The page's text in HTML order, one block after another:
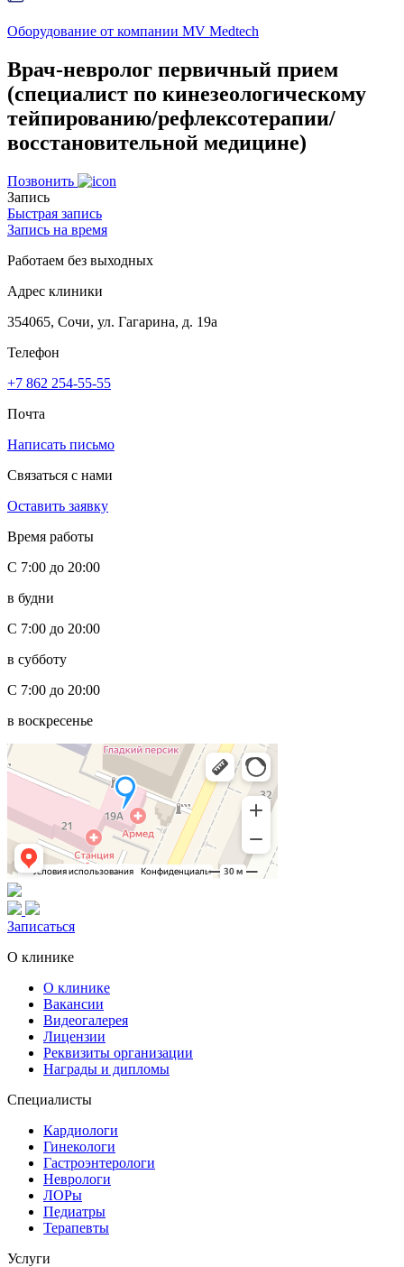
Оборудование от компании MV Medtech
Врач-невролог первичный прием
(специалист по кинезеологическому
тейпированию/рефлексотерапии/
восстановительной медицине)
Позвонить
Запись
Быстрая запись
Запись на время
Работаем без выходных
Адрес клиники
354065, Сочи, ул. Гагарина, д. 19а
Телефон
+7 862 254-55-55
Почта
Написать письмо
Связаться с нами
Оставить заявку
Время работы
С 7:00 до 20:00
в будни
С 7:00 до 20:00
в субботу
С 7:00 до 20:00
в воскресенье
Записаться
О клинике
О клинике
Вакансии
Видеогалерея
Лицензии
Реквизиты организации
Награды и дипломы
Специалисты
Кардиологи
Гинекологи
Гастроэнтерологи
Неврологи
ЛОРы
Педиатры
Терапевты
Услуги